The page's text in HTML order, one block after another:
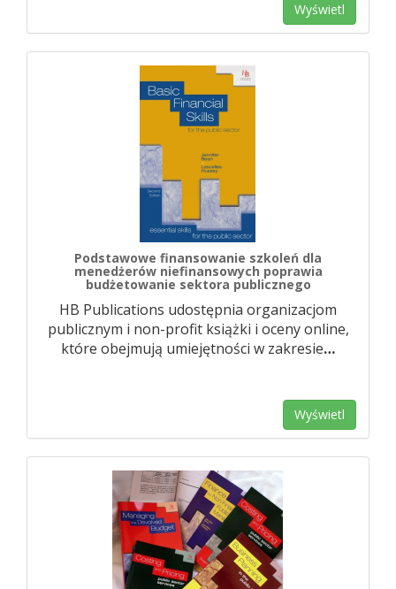
Wyświetl
Podstawowe finansowanie szkoleń dla
menedżerów niefinansowych poprawia
budżetowanie sektora publicznego
HB Publications udostępnia organizacjom
publicznym i non-profit książki i oceny online,
które obejmują umiejętności w zakresie…
Wyświetl